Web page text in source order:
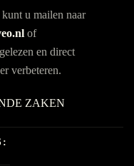
u mailen naar
of
en direct
verbeteren.
ZAKEN